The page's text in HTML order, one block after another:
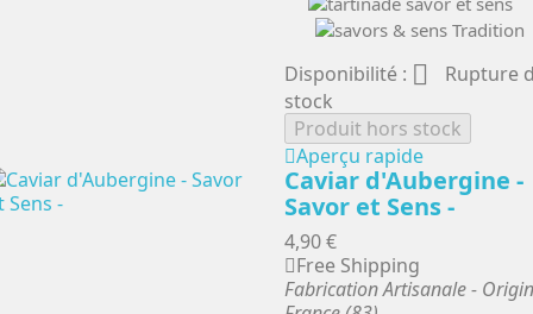
Disponibilité : 
Rupture
stock
Produit hors stock
Aperçu rapide
Caviar d'Aubergine -
Savor et Sens -
4,90 €
Free Shipping
Fabrication Artisanale -